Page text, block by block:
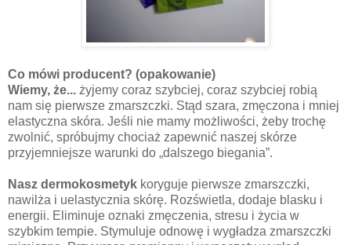
Co mówi producent? (opakowanie)
Wiemy, że... żyjemy coraz szybciej, coraz szybciej robią
nam się pierwsze zmarszczki. Stąd szara, zmęczona i mniej
elastyczna skóra. Jeśli nie mamy możliwości, żeby trochę
zwolnić, spróbujmy chociaż zapewnić naszej skórze
przyjemniejsze warunki do „dalszego biegania”.
Nasz dermokosmetyk koryguje pierwsze zmarszczki,
nawilża i uelastycznia skórę. Rozświetla, dodaje blasku i
energii. Eliminuje oznaki zmęczenia, stresu i życia w
szybkim tempie. Stymuluje odnowę i wygładza zmarszczki